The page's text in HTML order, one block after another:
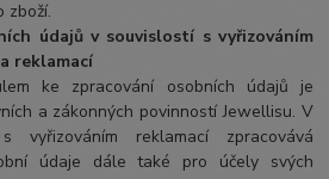
zboží.
údajů v souvislostí s vyřizováním
reklamací
ke zpracování osobních údajů je
a zákonných povinností Jewellisu. V
vyřizováním reklamací zpracovává
údaje dále také pro účely svých